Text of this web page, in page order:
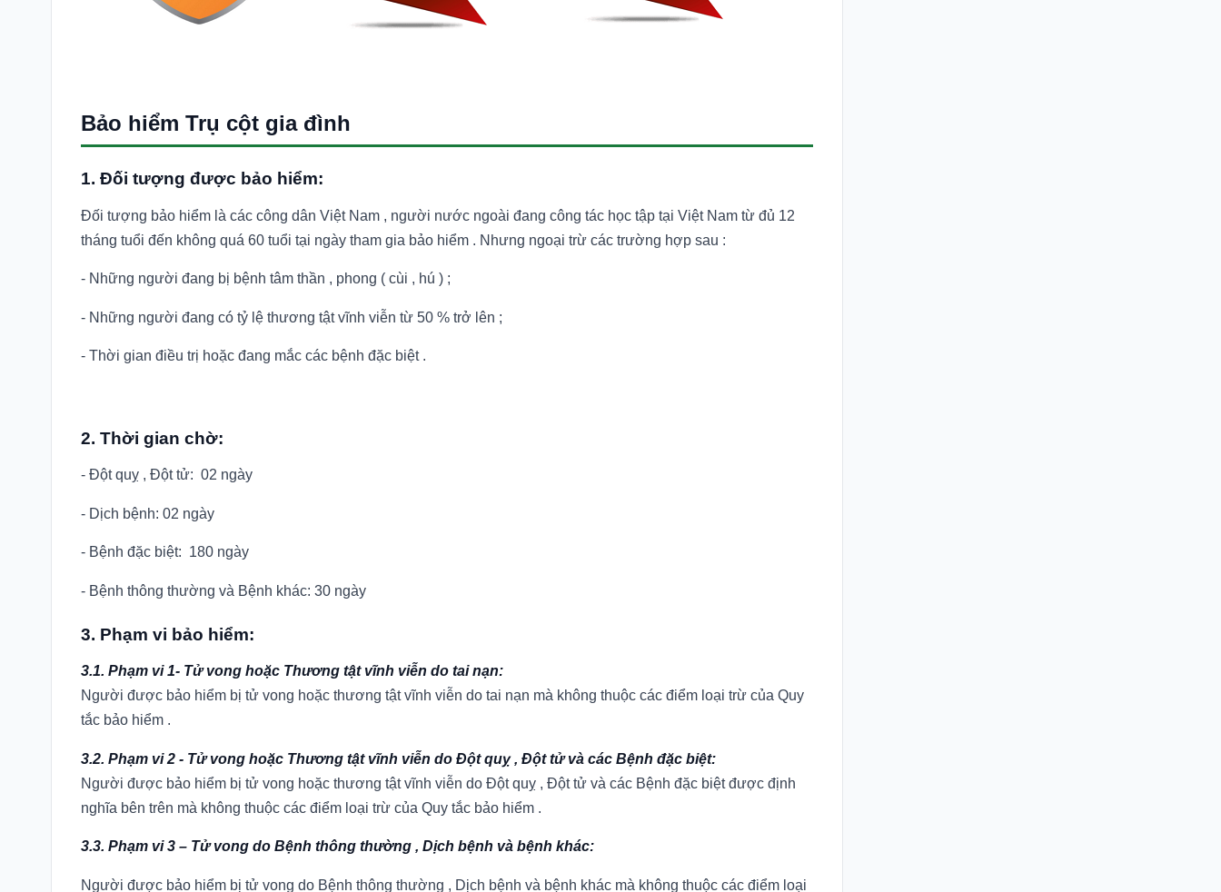
Bảo hiểm Trụ cột gia đình
1. Đối tượng được bảo hiểm:
Đối tượng bảo hiểm là các công dân Việt Nam , người nước ngoài đang công tác học tập tại Việt Nam từ đủ 12
tháng tuổi đến không quá 60 tuổi tại ngày tham gia bảo hiểm . Nhưng ngoại trừ các trường hợp sau :
- Những người đang bị bệnh tâm thần , phong ( cùi , hú ) ;
- Những người đang có tỷ lệ thương tật vĩnh viễn từ 50 % trở lên ;
- Thời gian điều trị hoặc đang mắc các bệnh đặc biệt .
2. Thời gian chờ:
- Đột quỵ , Đột tử: 02 ngày
- Dịch bệnh: 02 ngày
- Bệnh đặc biệt: 180 ngày
- Bệnh thông thường và Bệnh khác: 30 ngày
3. Phạm vi bảo hiểm:
3.1. Phạm vi 1- Tử vong hoặc Thương tật vĩnh viễn do tai nạn:
Người được bảo hiểm bị tử vong hoặc thương tật vĩnh viễn do tai nạn mà không thuộc các điểm loại trừ của Quy
tắc bảo hiểm .
3.2. Phạm vi 2 - Tử vong hoặc Thương tật vĩnh viễn do Đột quỵ , Đột tử và các Bệnh đặc biệt:
Người được bảo hiểm bị tử vong hoặc thương tật vĩnh viễn do Đột quỵ , Đột tử và các Bệnh đặc biệt được định
nghĩa bên trên mà không thuộc các điểm loại trừ của Quy tắc bảo hiểm .
3.3. Phạm vi 3 – Tử vong do Bệnh thông thường , Dịch bệnh và bệnh khác:
Người được bảo hiểm bị tử vong do Bệnh thông thường , Dịch bệnh và bệnh khác mà không thuộc các điểm loại